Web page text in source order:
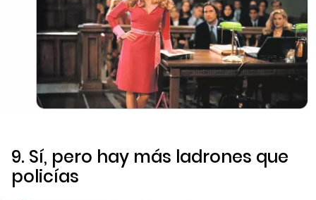
9. Sí, pero hay más ladrones que
policías